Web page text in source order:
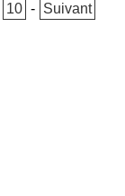
10 - Suivant